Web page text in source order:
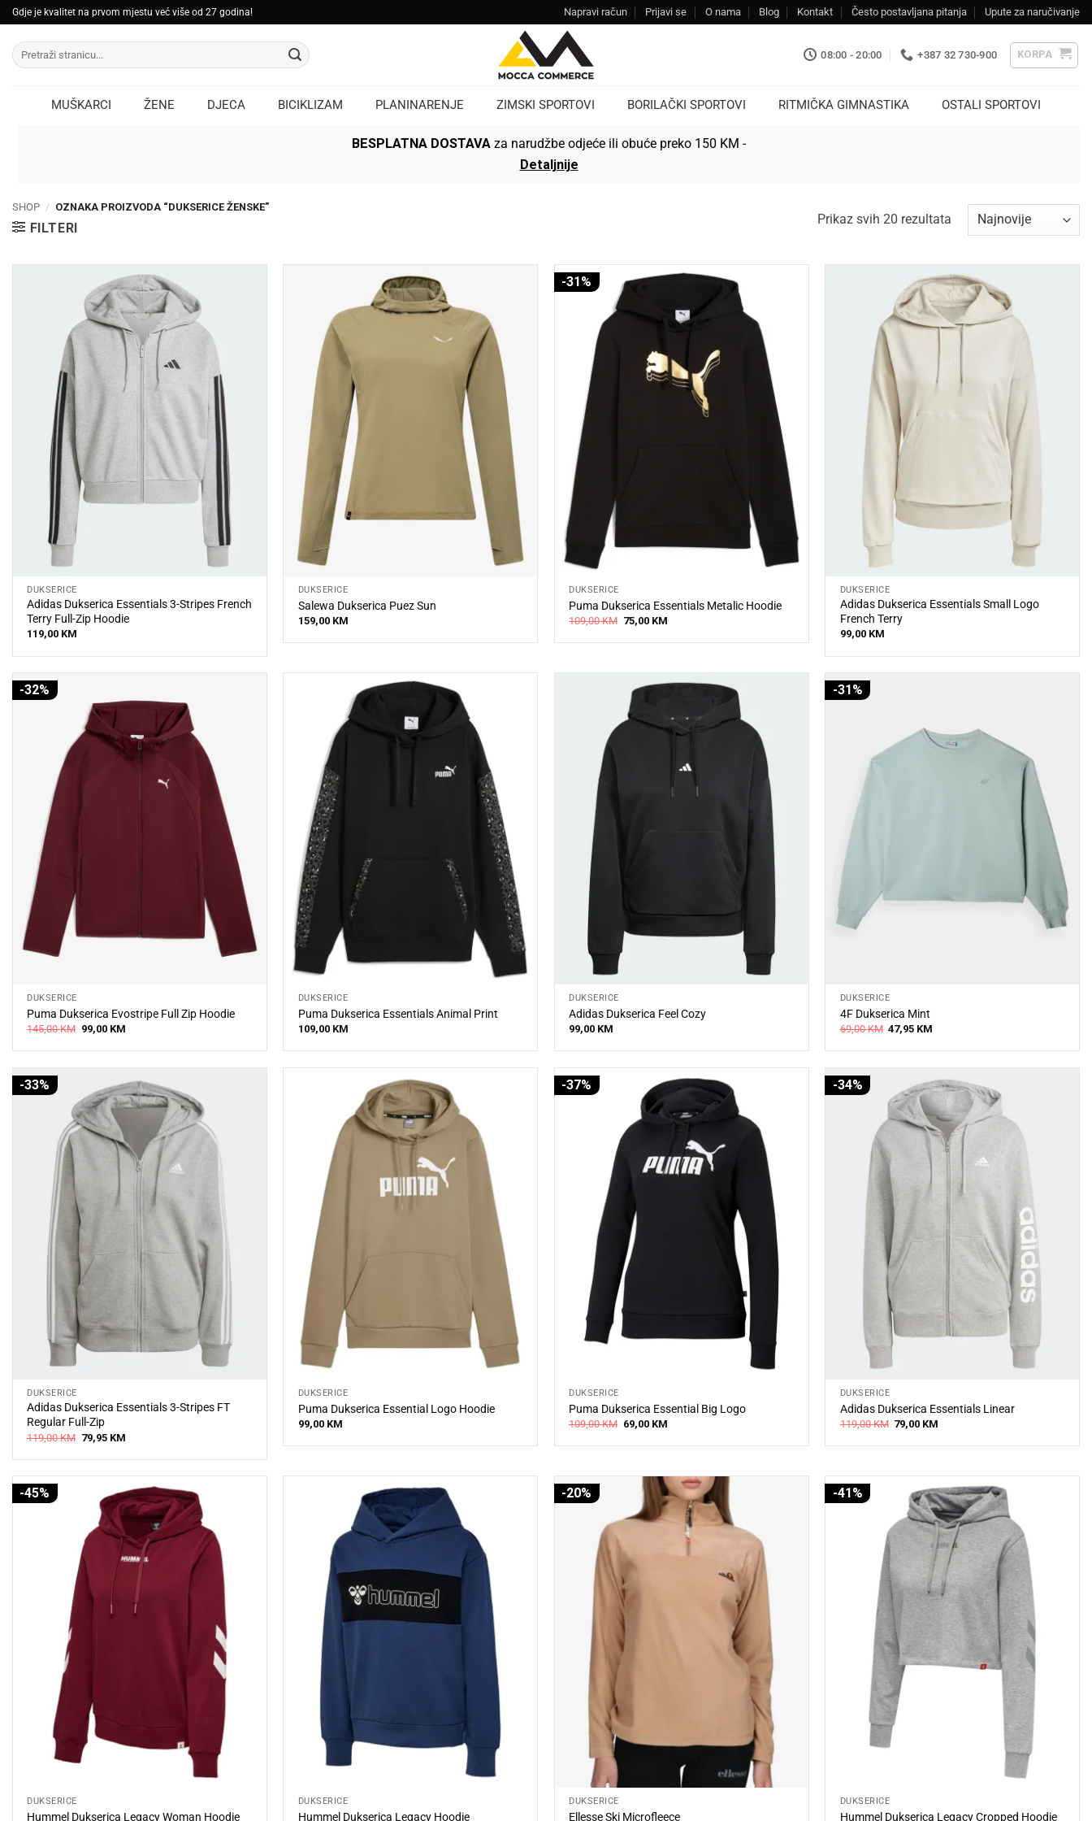
Skip
to
content
Gdje je kvalitet na prvom mjestu već više od 27 godina! Napravi račun Prijavi se O nama Blog Kontakt Često postavljana pitanja Upute za naručivanje
Pretraži:
08:00 - 20:00 +387 32 730-900 KORPA
MUŠKARCI ŽENE DJECA BICIKLIZAM PLANINARENJE ZIMSKI SPORTOVI BORILAČKI SPORTOVI RITMIČKA GIMNASTIKA OSTALI SPORTOVI
BESPLATNA DOSTAVA za narudžbe odjeće ili obuće preko 150 KM -
Detaljnije
SHOP / OZNAKA PROIZVODA “DUKSERICE ŽENSKE”
FILTERI
Prikaz svih 20 rezultataSorted
DUKSERICE
Adidas Dukserica Essentials 3-Stripes French
Terry Full-Zip Hoodie
119,00 KM
DUKSERICE
Salewa Dukserica Puez Sun
159,00 KM
-31%
DUKSERICE
Puma Dukserica Essentials Metalic Hoodie
109,00KM Original
price
75,00 KMCurrent
DUKSERICE
Adidas Dukserica Essentials Small Logo
French Terry
99,00 KM
-32%
DUKSERICE
Puma Dukserica Evostripe Full Zip Hoodie
145,00KM Original
price
was:
99,00 KMCurrent
is:
DUKSERICE
Puma Dukserica Essentials Animal Print
109,00 KM
DUKSERICE
Adidas Dukserica Feel Cozy
99,00 KM
-31%
DUKSERICE
4F Dukserica Mint
69,00KM Original
price
was:
47,95 KM
is:
-33%
DUKSERICE
Adidas Dukserica Essentials 3-Stripes FT
Regular Full-Zip
119,00KM Original
price
79,95 KMCurrent
DUKSERICE
Puma Dukserica Essential Logo Hoodie
99,00 KM
-37%
DUKSERICE
Puma Dukserica Essential Big Logo
109,00KM Original
price
was:
69,00 KMCurrent
is:
-34%
DUKSERICE
Adidas Dukserica Essentials Linear
119,00KM Original
price
was:
79,00 KM
is:
-45%
DUKSERICE
Hummel Dukserica Legacy Woman Hoodie
DUKSERICE
Hummel Dukserica Legacy Hoodie
-20%
DUKSERICE
Ellesse Ski Microfleece
-41%
DUKSERICE
Hummel Dukserica Legacy Cropped Hoodie